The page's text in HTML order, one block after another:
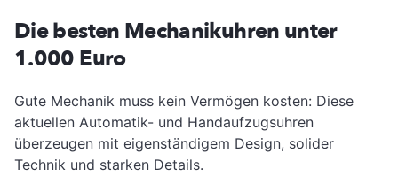
Die besten Mechanikuhren unter
1.000 Euro
Gute Mechanik muss kein Vermögen kosten: Diese
aktuellen Automatik- und Handaufzugsuhren
überzeugen mit eigenständigem Design, solider
Technik und starken Details.